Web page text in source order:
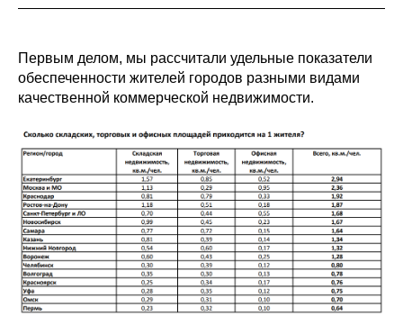
Первым делом, мы рассчитали удельные показатели
обеспеченности жителей городов разными видами
качественной коммерческой недвижимости.